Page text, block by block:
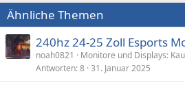
Ähnliche Themen
240hz 24-25 Zoll Esports
noah0821
Monitore und Displays:
Antworten 8 31. Januar 2025